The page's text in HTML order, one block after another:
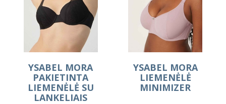
YSABEL MORA
PAKIETINTA
LIEMENĖLĖ SU
LANKELIAIS
YSABEL MORA
LIEMENĖLĖ
MINIMIZER